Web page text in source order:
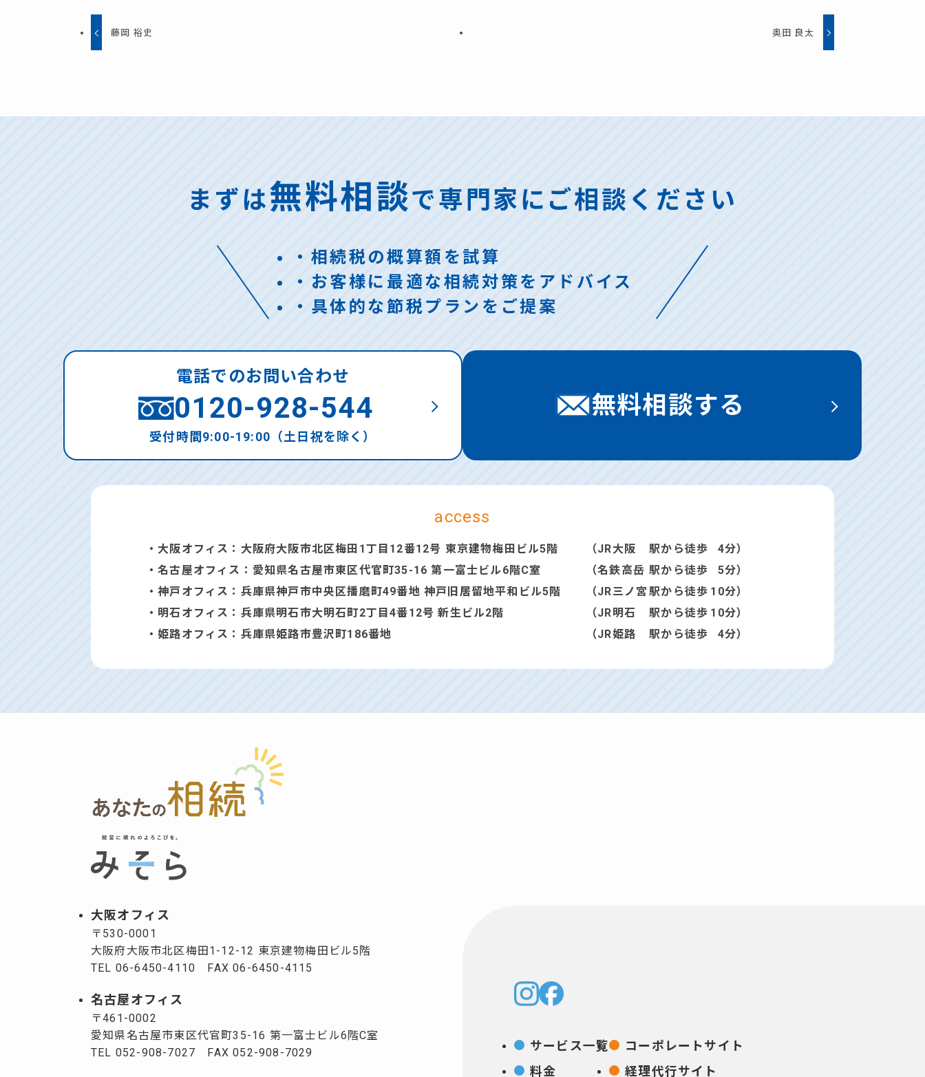
藤岡 裕史 奥田 良太
まずは無料相談で専門家にご相談ください
・相続税の概算額を試算
・お客様に最適な相続対策をアドバイス
・具体的な節税プランをご提案
電話でのお問い合わせ
0120-928-544
受付時間9:00-19:00（土日祝を除く）
無料相談する
access
・大阪オフィス：大阪府大阪市北区梅田1丁目12番12号 東京建物梅田ビル5階 （JR大阪 駅から徒歩
4分）
・名古屋オフィス：愛知県名古屋市東区代官町35-16 第一富士ビル6階C室
（名鉄高岳 駅から徒歩
5分）
・神戸オフィス：兵庫県神戸市中央区播磨町49番地 神戸旧居留地平和ビル5階
（JR三ノ宮 駅から徒歩 10分）
・明石オフィス：兵庫県明石市大明石町2丁目4番12号 新生ビル2階
（JR明石 駅から徒歩 10分）
・姫路オフィス：兵庫県姫路市豊沢町186番地
（JR姫路 駅から徒歩 4分）
大阪オフィス
〒530-0001
大阪府大阪市北区梅田1-12-12 東京建物梅田ビル5階
TEL 06-6450-4110 FAX 06-6450-4115
名古屋オフィス
〒461-0002
愛知県名古屋市東区代官町35-16 第一富士ビル6階C室
TEL 052-908-7027 FAX 052-908-7029
サービス一覧
料金
コーポレートサイト
経理代行サイト